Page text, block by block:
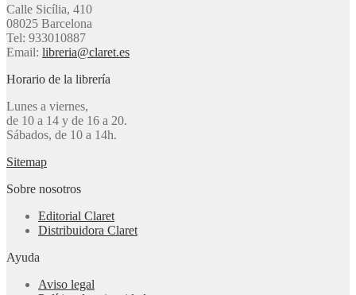
Calle Sicília, 410
08025 Barcelona
Tel: 933010887
Email: libreria@claret.es
Horario de la librería
Lunes a viernes,
de 10 a 14 y de 16 a 20.
Sábados, de 10 a 14h.
Sitemap
Sobre nosotros
Editorial Claret
Distribuidora Claret
Ayuda
Aviso legal